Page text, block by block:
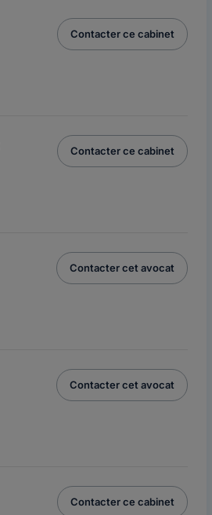
Contacter ce cabinet
Contacter ce cabinet
Contacter cet avocat
Contacter cet avocat
Contacter ce cabinet